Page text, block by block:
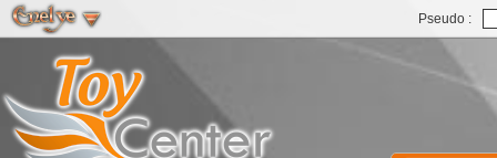
Pseudo :